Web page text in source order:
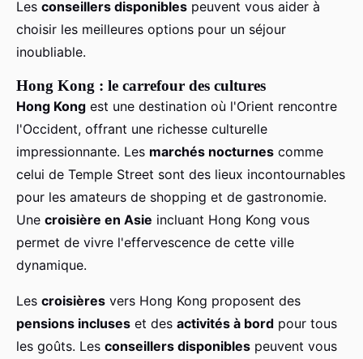
Les conseillers disponibles peuvent vous aider à
choisir les meilleures options pour un séjour
inoubliable.
Hong Kong : le carrefour des cultures
Hong Kong est une destination où l'Orient rencontre
l'Occident, offrant une richesse culturelle
impressionnante. Les marchés nocturnes comme
celui de Temple Street sont des lieux incontournables
pour les amateurs de shopping et de gastronomie.
Une croisière en Asie incluant Hong Kong vous
permet de vivre l'effervescence de cette ville
dynamique.
Les croisières vers Hong Kong proposent des
pensions incluses et des activités à bord pour tous
les goûts. Les conseillers disponibles peuvent vous